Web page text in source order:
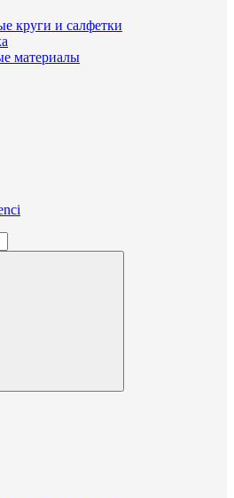
круги и салфетки
материалы